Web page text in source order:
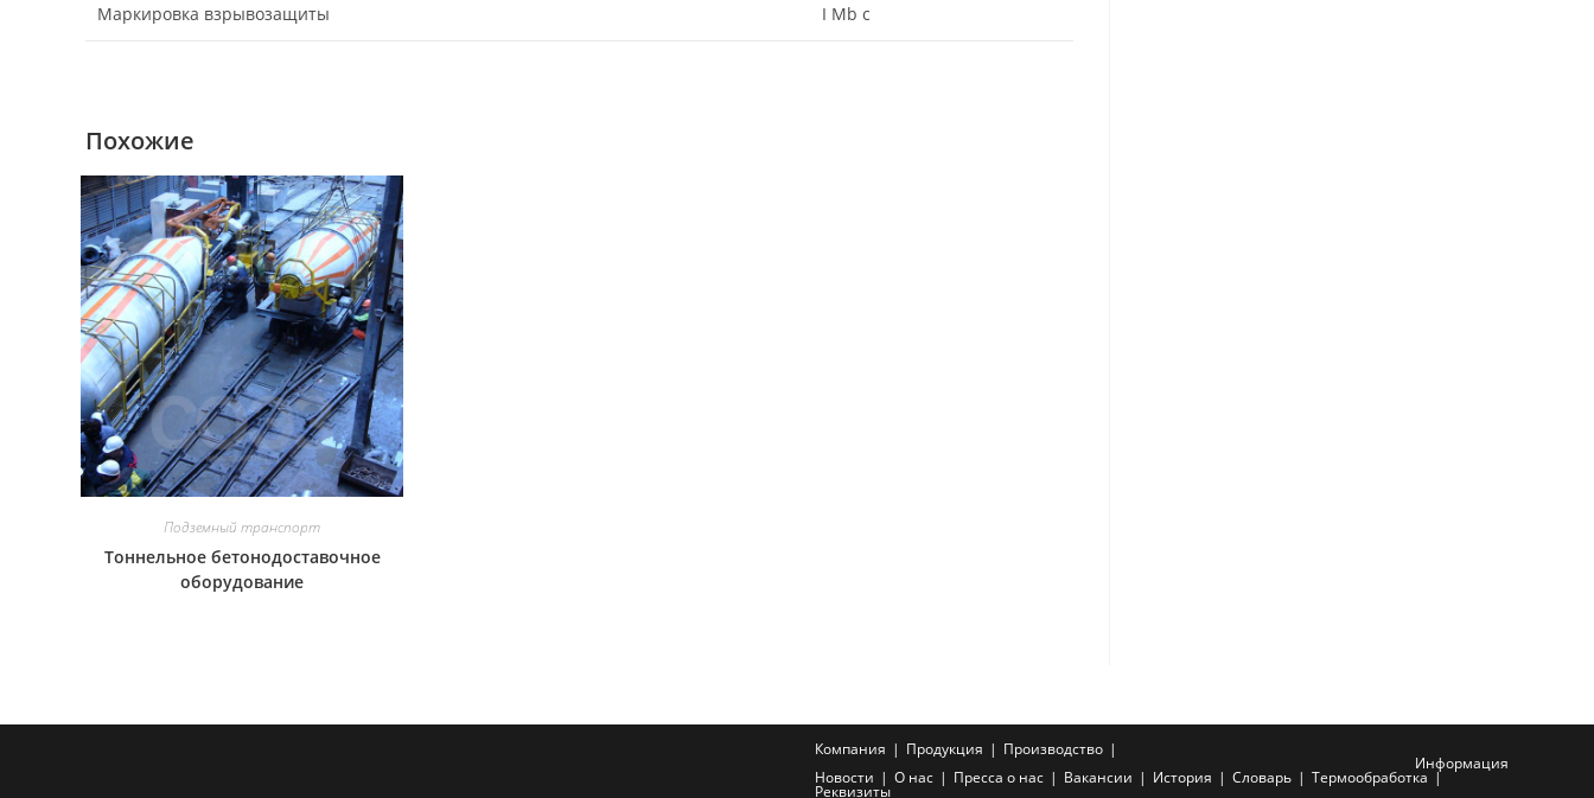
Маркировка взрывозащиты I Mb с
Похожие
Подземный транспорт
Тоннельное бетонодоставочное
оборудование
Компания Продукция Производство
Информация
Новости О нас Пресса о нас Вакансии История Словарь Термообработка
Реквизиты